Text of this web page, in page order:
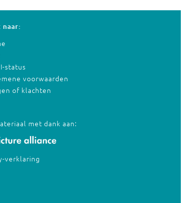
status
voorwaarden
of klachten
met dank aan:
verklaring